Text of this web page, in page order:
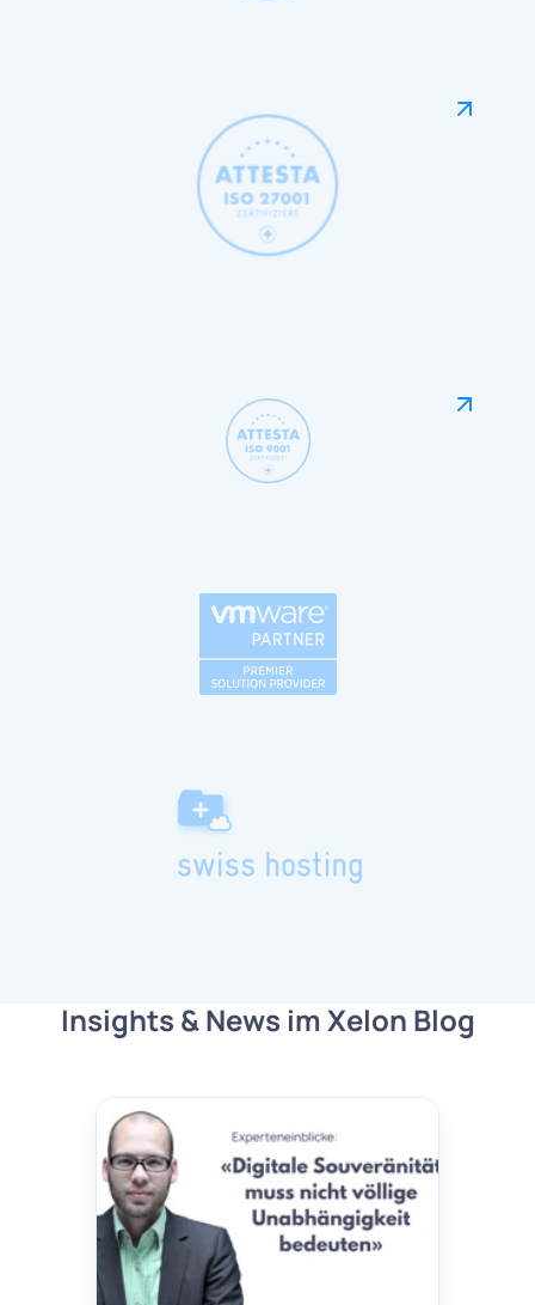
Insights & News im Xelon Blog